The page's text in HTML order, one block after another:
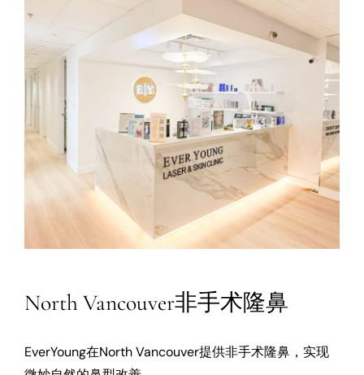
North Vancouver非手术隆鼻
EverYoung在North Vancouver提供非手术隆鼻，实现